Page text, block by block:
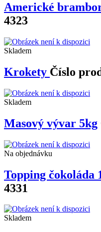
Americké
4323
Skladem
Krokety Číslo
Skladem
Masový vývar 5kg
Na objednávku
Topping čokoláda
4331
Skladem